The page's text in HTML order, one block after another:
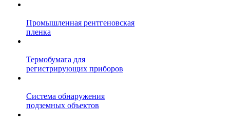
Промышленная рентгеновская
пленка
Термобумага для
регистрирующих приборов
Система обнаружения
подземных объектов